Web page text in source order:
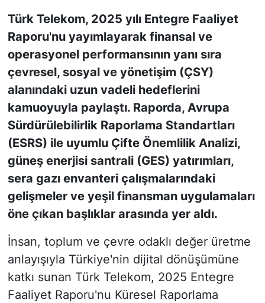
Türk Telekom, 2025 yılı Entegre Faaliyet
Raporu'nu yayımlayarak finansal ve
operasyonel performansının yanı sıra
çevresel, sosyal ve yönetişim (ÇSY)
alanındaki uzun vadeli hedeflerini
kamuoyuyla paylaştı. Raporda, Avrupa
Sürdürülebilirlik Raporlama Standartları
(ESRS) ile uyumlu Çifte Önemlilik Analizi,
güneş enerjisi santrali (GES) yatırımları,
sera gazı envanteri çalışmalarındaki
gelişmeler ve yeşil finansman uygulamaları
öne çıkan başlıklar arasında yer aldı.
İnsan, toplum ve çevre odaklı değer üretme
anlayışıyla Türkiye'nin dijital dönüşümüne
katkı sunan Türk Telekom, 2025 Entegre
Faaliyet Raporu'nu Küresel Raporlama
KONGRE HABERLERİ
KONGRE TAKVİMİ
RÖPORTAJLAR
BİYOGRAFİLER